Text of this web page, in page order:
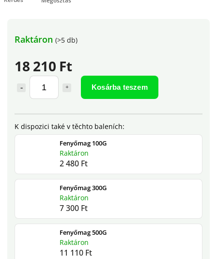
18 210 Ft
Kosárba teszem
Fenyőmag 100G
Raktáron
2 480 Ft
Fenyőmag 300G
Raktáron
7 300 Ft
Fenyőmag 500G
Raktáron
11 110 Ft
Raktáron (>5 db)